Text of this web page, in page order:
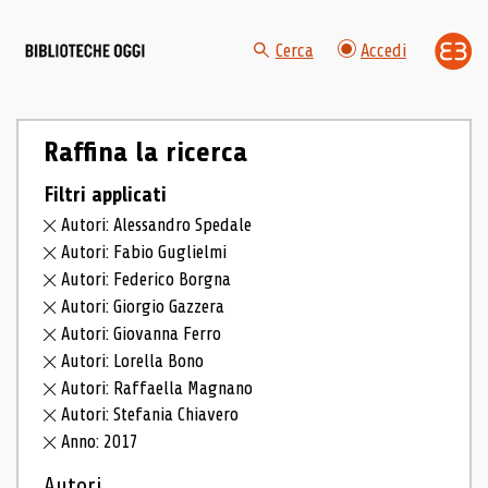
Cerca Accedi
Raffina la ricerca
Filtri applicati
Autori: Alessandro Spedale
Autori: Fabio Guglielmi
Autori: Federico Borgna
Autori: Giorgio Gazzera
Autori: Giovanna Ferro
Autori: Lorella Bono
Autori: Raffaella Magnano
Autori: Stefania Chiavero
Anno: 2017